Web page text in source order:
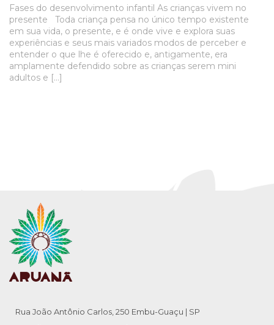
Fases do desenvolvimento infantil As crianças vivem no
presente Toda criança pensa no único tempo existente
em sua vida, o presente, e é onde vive e explora suas
experiências e seus mais variados modos de perceber e
entender o que lhe é oferecido e, antigamente, era
amplamente defendido sobre as crianças serem mini
adultos e […]
Rua João Antônio Carlos, 250 Embu-Guaçu | SP